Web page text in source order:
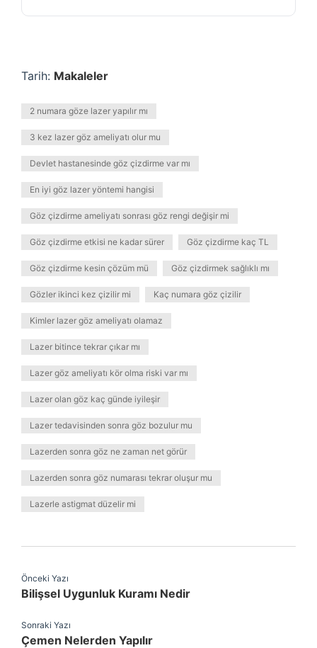
Tarih: Makaleler
2 numara göze lazer yapılır mı
3 kez lazer göz ameliyatı olur mu
Devlet hastanesinde göz çizdirme var mı
En iyi göz lazer yöntemi hangisi
Göz çizdirme ameliyatı sonrası göz rengi değişir mi
Göz çizdirme etkisi ne kadar sürer Göz çizdirme kaç TL
Göz çizdirme kesin çözüm mü Göz çizdirmek sağlıklı mı
Gözler ikinci kez çizilir mi Kaç numara göz çizilir
Kimler lazer göz ameliyatı olamaz
Lazer bitince tekrar çıkar mı
Lazer göz ameliyatı kör olma riski var mı
Lazer olan göz kaç günde iyileşir
Lazer tedavisinden sonra göz bozulur mu
Lazerden sonra göz ne zaman net görür
Lazerden sonra göz numarası tekrar oluşur mu
Lazerle astigmat düzelir mi
Önceki Yazı
Bilişsel Uygunluk Kuramı Nedir
Sonraki Yazı
Çemen Nelerden Yapılır